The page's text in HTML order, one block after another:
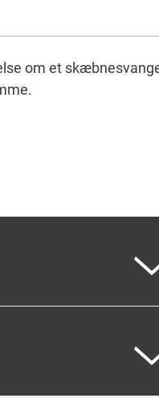
Temaer
om et